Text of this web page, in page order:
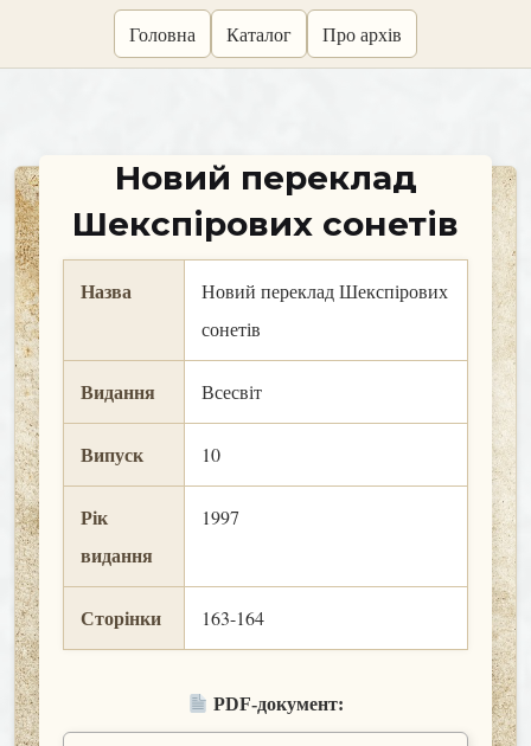
Головна Каталог Про архів
Новий переклад
Шекспірових сонетів
Назва
Новий переклад Шекспірових
сонетів
Видання Всесвіт
Випуск 10
Рік
видання
1997
Сторінки 163-164
PDF-документ: